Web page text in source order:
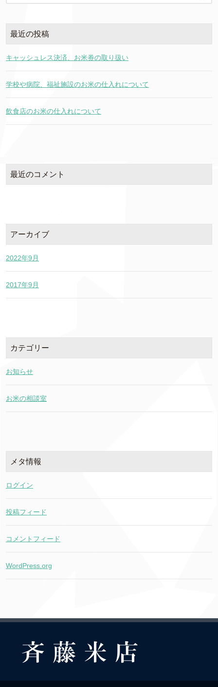
最近の投稿
キャッシュレス決済、お米券の取り扱い
学校や病院、福祉施設のお米の仕入れについて
飲食店のお米の仕入れについて
最近のコメント
アーカイブ
2022年9月
2017年9月
カテゴリー
お知らせ
お米の相談室
メタ情報
ログイン
投稿フィード
コメントフィード
WordPress.org